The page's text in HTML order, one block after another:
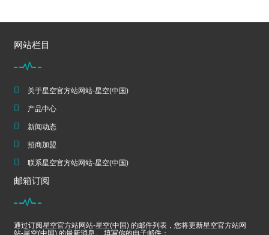
网站栏目
关于星空官方站网站-星空(中国)
产品中心
新闻动态
招商加盟
联系星空官方站网站-星空(中国)
邮箱订阅
通过订阅星空官方站网站-星空(中国) 的邮件列表，您将更新星空官方站网